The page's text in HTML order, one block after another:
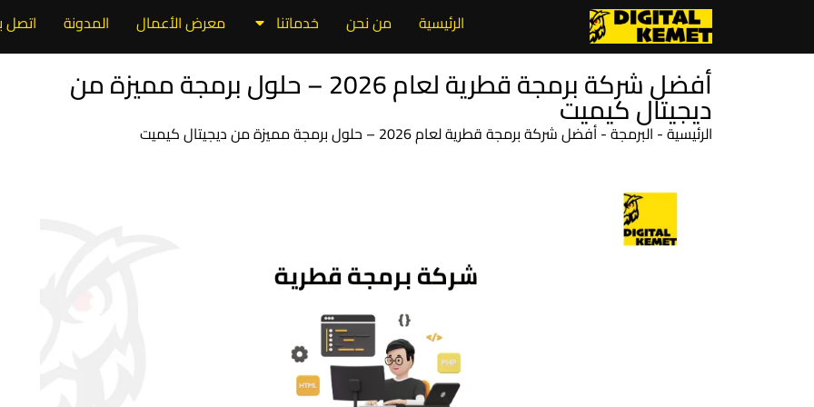
الرئيسية من نحن خدماتنا معرض الأعمال المدونة اتصل
أفضل شركة برمجة قطرية لعام 2026 – حلول برمجة مميزة من
ديجيتال كيميت
الرئيسية- البرمجة-أفضل شركة برمجة قطرية لعام 2026 – حلول برمجة مميزة من ديجيتال كيميت